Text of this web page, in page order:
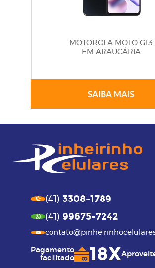
MOTOROLA MOTO G13
EM ARAUCÁRIA
SAIBA MAIS
(41) 3308-1789
(41) 99675-7242
Pagamento
facilitado
18X